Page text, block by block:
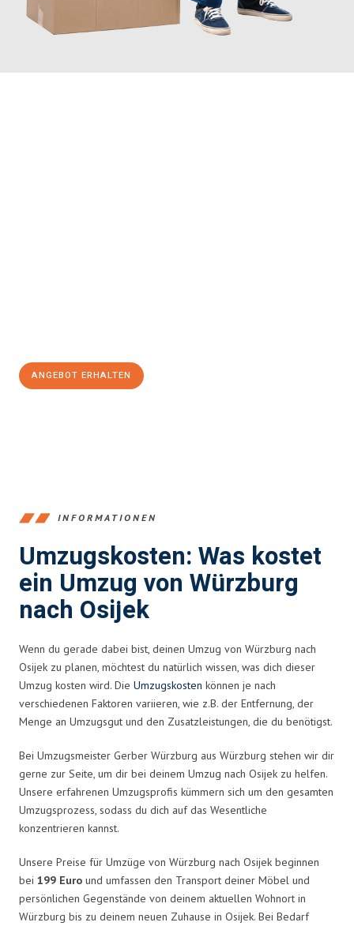
ANGEBOT ERHALTEN
INFORMATIONEN
Umzugskosten: Was kostet
ein Umzug von Würzburg
nach Osijek
Wenn du gerade dabei bist, deinen Umzug von Würzburg nach
Osijek zu planen, möchtest du natürlich wissen, was dich dieser
Umzug kosten wird. Die Umzugskosten können je nach
verschiedenen Faktoren variieren, wie z.B. der Entfernung, der
Menge an Umzugsgut und den Zusatzleistungen, die du benötigst.
Bei Umzugsmeister Gerber Würzburg aus Würzburg stehen wir dir
gerne zur Seite, um dir bei deinem Umzug nach Osijek zu helfen.
Unsere erfahrenen Umzugsprofis kümmern sich um den gesamten
Umzugsprozess, sodass du dich auf das Wesentliche
konzentrieren kannst.
Unsere Preise für Umzüge von Würzburg nach Osijek beginnen
bei 199 Euro und umfassen den Transport deiner Möbel und
persönlichen Gegenstände von deinem aktuellen Wohnort in
Würzburg bis zu deinem neuen Zuhause in Osijek. Bei Bedarf